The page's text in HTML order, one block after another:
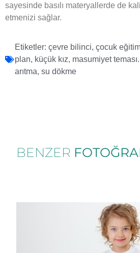
sayesinde basılı materyallerde de
etmenizi sağlar.
Etiketler: çevre bilinci, çocuk
plan, küçük kız, masumiyet teması.
arıtma, su dökme
BENZER